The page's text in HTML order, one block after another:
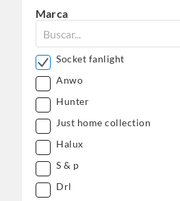
Marca
Socket fanlight
Anwo
Hunter
Just home collection
Halux
S & p
Drl